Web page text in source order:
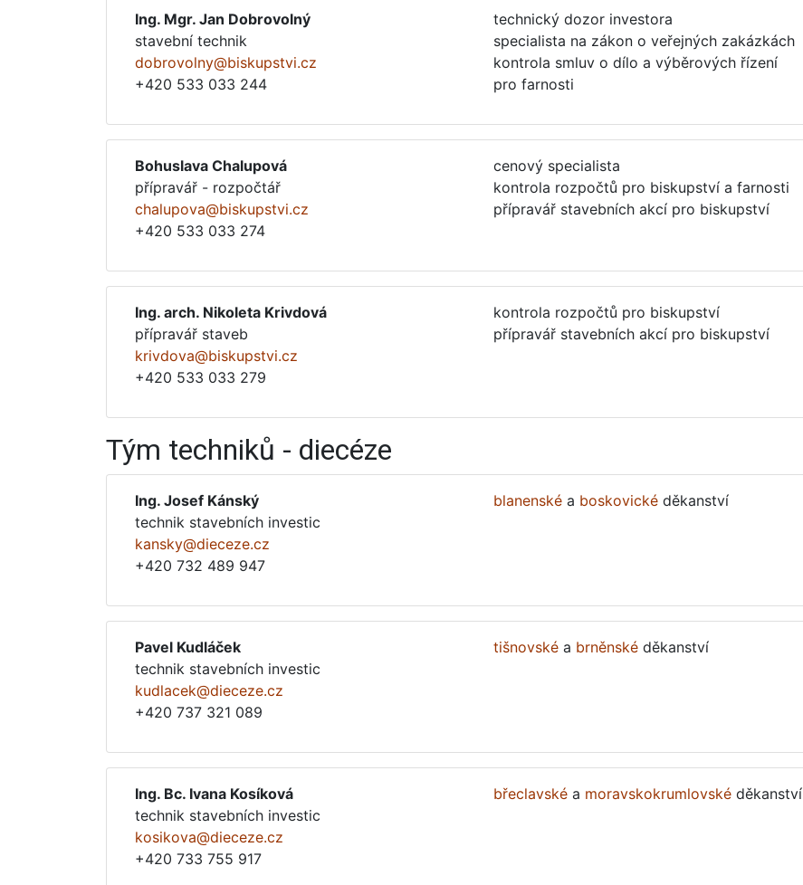
Ing. Mgr. Jan Dobrovolný
stavební technik
dobrovolny@biskupstvi.cz
+420 533 033 244
technický dozor investora
specialista na zákon o veřejných zakázkách
kontrola smluv o dílo a výběrových řízení
pro farnosti
Bohuslava Chalupová
přípravář - rozpočtář
chalupova@biskupstvi.cz
+420 533 033 274
cenový specialista
kontrola rozpočtů pro biskupství a farnosti
přípravář stavebních akcí pro biskupství
Ing. arch. Nikoleta Krivdová
přípravář staveb
krivdova@biskupstvi.cz
+420 533 033 279
kontrola rozpočtů pro biskupství
přípravář stavebních akcí pro biskupství
Tým techniků - diecéze
Ing. Josef Kánský
technik stavebních investic
kansky@dieceze.cz
+420 732 489 947
blanenskéa boskovickéděkanství
Pavel Kudláček
technik stavebních investic
kudlacek@dieceze.cz
+420 737 321 089
tišnovské a brněnské děkanství
Ing. Bc. Ivana Kosíková
technik stavebních investic
kosikova@dieceze.cz
+420 733 755 917
břeclavskéa moravskokrumlovské děkanství